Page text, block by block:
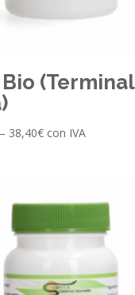
(Terminal
38,40€ con IVA